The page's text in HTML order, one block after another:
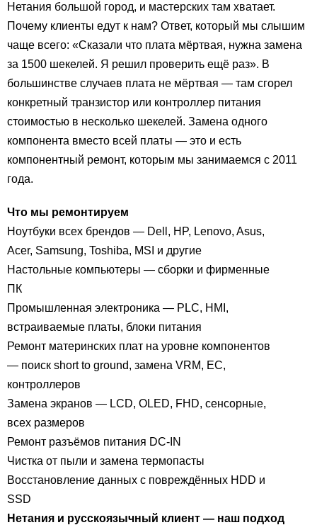
Нетания большой город, и мастерских там хватает.
Почему клиенты едут к нам? Ответ, который мы слышим
чаще всего: «Сказали что плата мёртвая, нужна замена
за 1500 шекелей. Я решил проверить ещё раз». В
большинстве случаев плата не мёртвая — там сгорел
конкретный транзистор или контроллер питания
стоимостью в несколько шекелей. Замена одного
компонента вместо всей платы — это и есть
компонентный ремонт, которым мы занимаемся с 2011
года.
Что мы ремонтируем
Ноутбуки всех брендов — Dell, HP, Lenovo, Asus,
Acer, Samsung, Toshiba, MSI и другие
Настольные компьютеры — сборки и фирменные
ПК
Промышленная электроника — PLC, HMI,
встраиваемые платы, блоки питания
Ремонт материнских плат на уровне компонентов
— поиск short to ground, замена VRM, EC,
контроллеров
Замена экранов — LCD, OLED, FHD, сенсорные,
всех размеров
Ремонт разъёмов питания DC-IN
Чистка от пыли и замена термопасты
Восстановление данных с повреждённых HDD и
SSD
Нетания и русскоязычный клиент — наш подход